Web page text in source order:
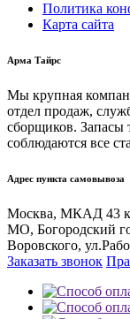
Политика
Карта сайта
Арма Тайрс
Мы крупная
отдел продаж,
сборщиков. Запасы
соблюдаются все
Адрес пункта самовывоза
Москва, МКАД 43
МО, Богородский
Воровского,
Заказать звонок